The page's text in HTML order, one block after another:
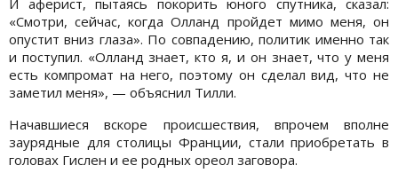
«Смотри, сейчас, когда Олланд пройдет мимо меня, он
опустит вниз глаза». По совпадению, политик именно так
и поступил. «Олланд знает, кто я, и он знает, что у меня
есть компромат на него, поэтому он сделал вид, что не
заметил меня», — объяснил Тилли.
Начавшиеся вскоре происшествия, впрочем вполне
заурядные для столицы Франции, стали приобретать в
головах Гислен и ее родных ореол заговора.